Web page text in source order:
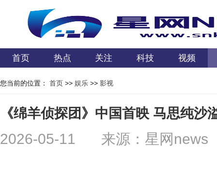
首页 热点 关注 科技 视频
您当前的位置： 首页 >> 娱乐 >> 影视
《绵羊侦探团》中国首映 马思纯沙
2026-05-11 来源：星网news